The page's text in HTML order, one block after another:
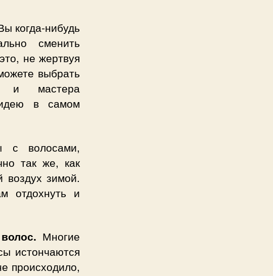
когда-нибудь
сменить
не жертвуя
выбрать
и мастера
идею в самом
с волосами,
так же, как
воздух зимой.
отдохнуть и
Многие
истончаются
происходило,